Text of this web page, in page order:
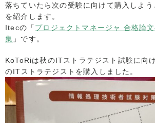
落ちていたら次の受験に向けて購入しよ
を紹介します。
Itecの「 プロジェクトマネージャ 合格論
集 」です。
KoToRiは秋のITストラテジスト試験に向
のITストラテジストを購入しました。